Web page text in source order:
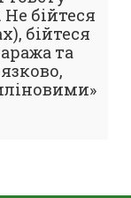
бійтеся
бійтеся
та